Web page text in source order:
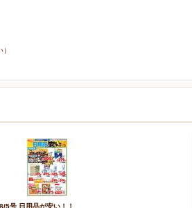
8/5号 日用品が安い！！